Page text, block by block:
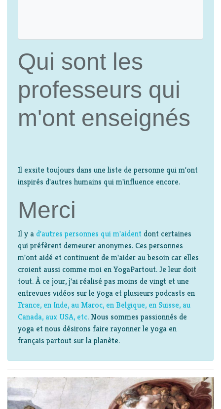
Qui sont les
professeurs qui
m'ont enseignés
Il exsite toujours dans une liste de personne qui m'ont
inspirés d'autres humains qui m'influence encore.
Merci
Il y a d'autres personnes qui m'aident dont certaines
qui préfèrent demeurer anonymes. Ces personnes
m'ont aidé et continuent de m'aider au besoin car elles
croient aussi comme moi en YogaPartout. Je leur doit
tout. À ce jour, j'ai réalisé pas moins de vingt et une
entrevues vidéos sur le yoga et plusieurs podcasts en
France, en Inde, au Maroc, en Belgique, en Suisse, au
Canada, aux USA, etc. Nous sommes passionnés de
yoga et nous désirons faire rayonner le yoga en
français partout sur la planète.